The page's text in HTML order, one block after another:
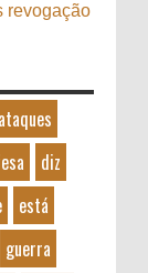
revogação
ataques
diz
está
guerra